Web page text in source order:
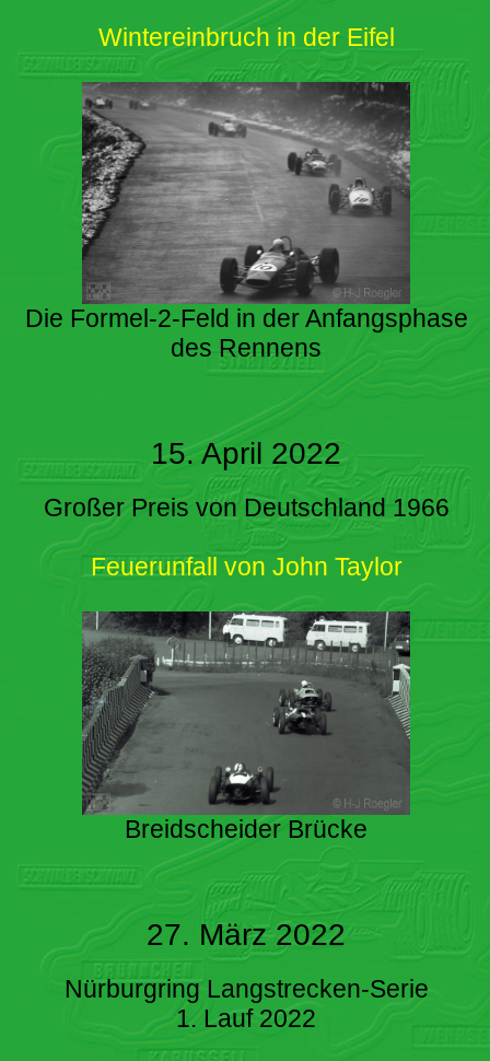
Wintereinbruch in der Eifel
Die Formel-2-Feld in der Anfangsphase
des Rennens
15. April 2022
Großer Preis von Deutschland 1966
Feuerunfall von John Taylor
Breidscheider Brücke
27. März 2022
Nürburgring Langstrecken-Serie
1. Lauf 2022